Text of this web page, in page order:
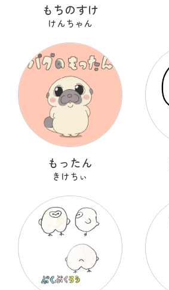
もちのすけ
けんちゃん
もったん
きけちぃ